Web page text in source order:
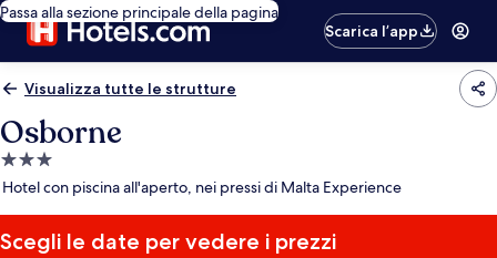
Passa alla sezione principale della pagina
Scarica l’app
Visualizza tutte le strutture
Osborne
Struttura
a
stelle
Hotel con piscina all'aperto, nei pressi di Malta Experience
Scegli le date per vedere i prezzi